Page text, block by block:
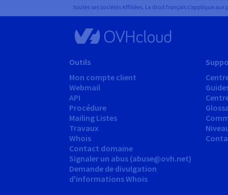
toutes ses sociétés Affiliées. Le droit français s’applique
Outils
Mon compte client
Webmail
API
Procédure
Mailing Listes
Travaux
Whois
Contact domaine
Signaler un abus (abuse@ovh.net)
Demande de divulgation
d'informations Whois